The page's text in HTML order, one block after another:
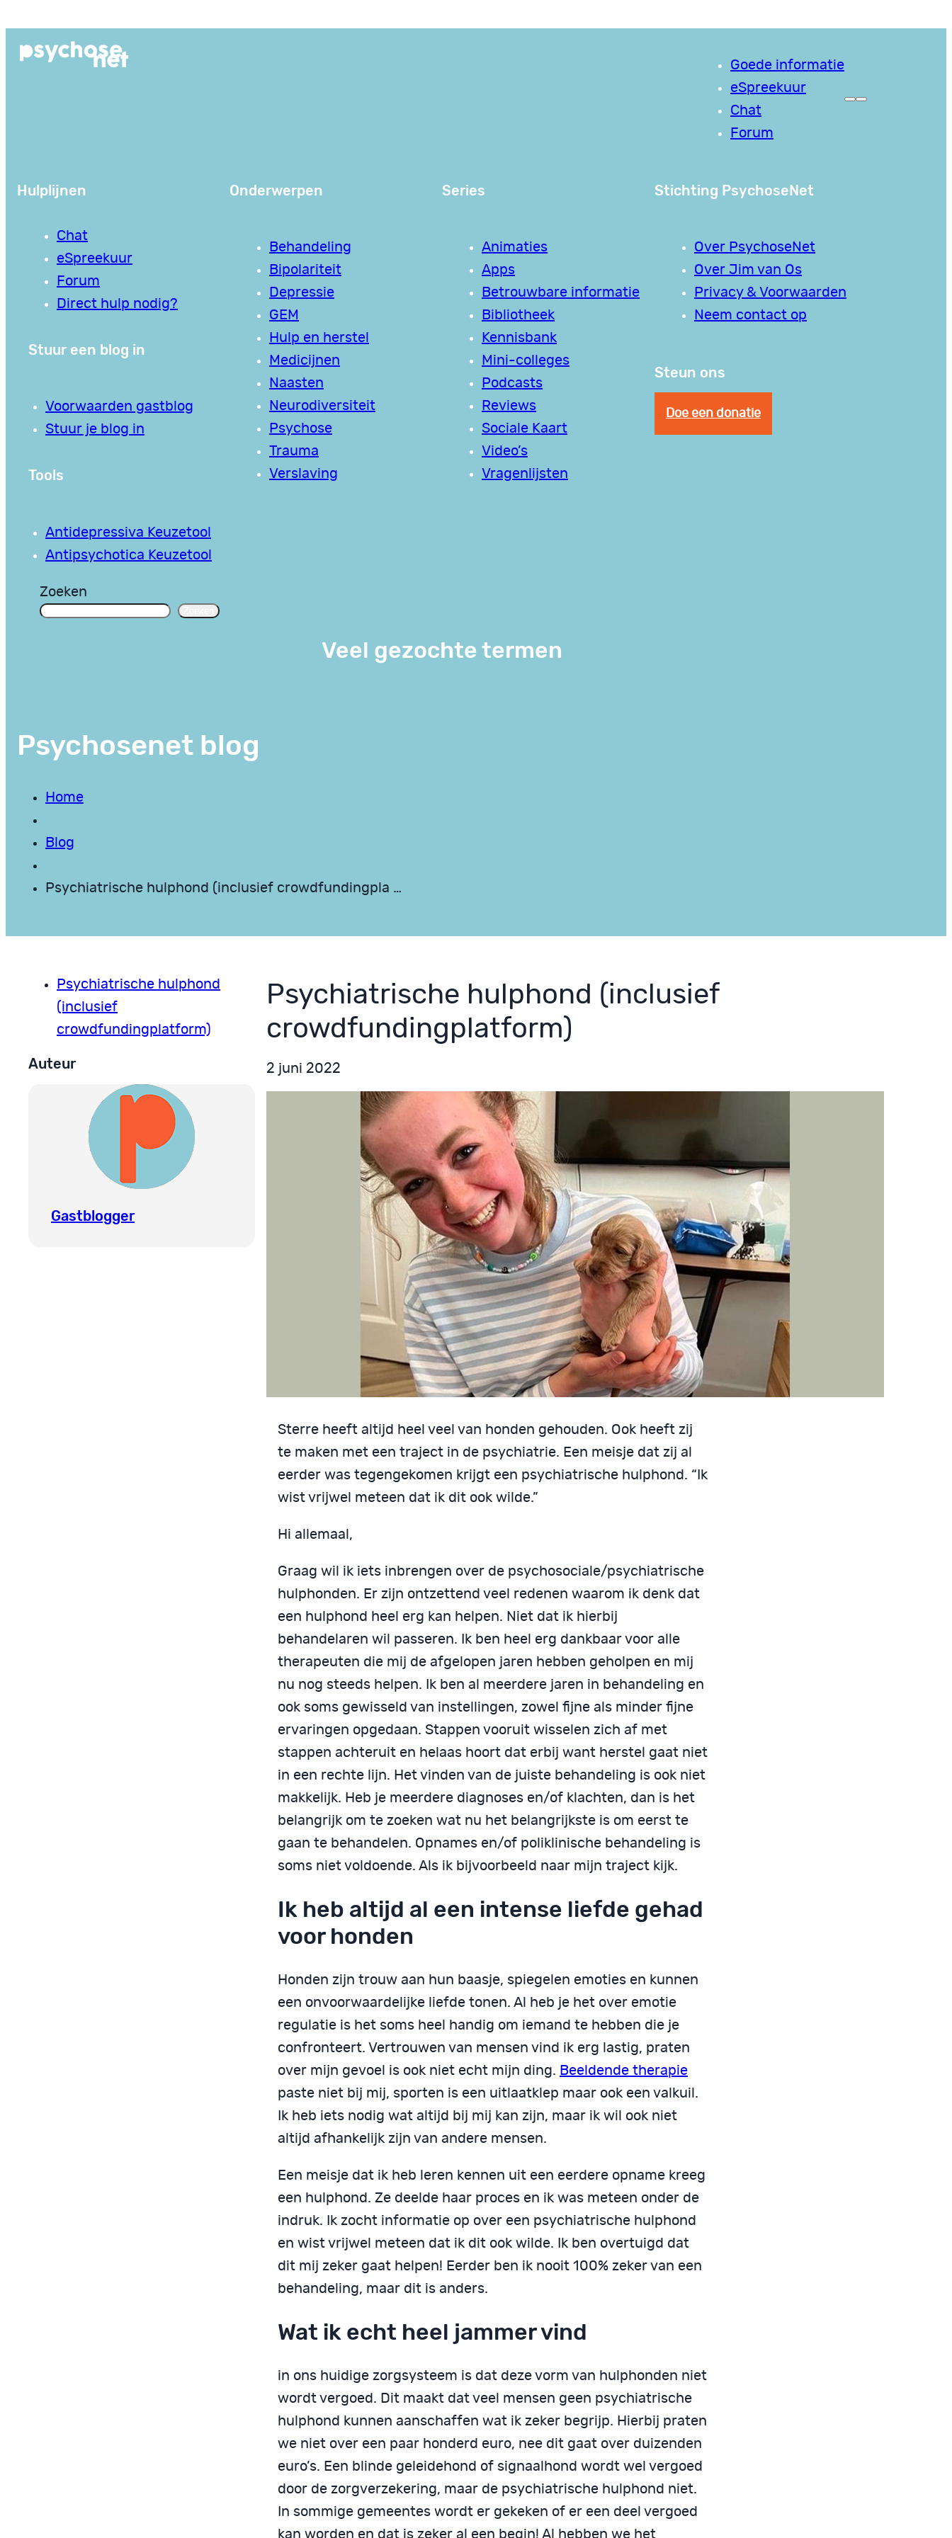
de
Goede informatie
eSpreekuur
Chat
Forum
Hulplijnen
Chat
eSpreekuur
Forum
Direct hulp nodig?
Stuur een blog in
Voorwaarden gastblog
Stuur je blog in
Tools
Antidepressiva Keuzetool
Antipsychotica Keuzetool
Onderwerpen
Behandeling
Bipolariteit
Depressie
GEM
Hulp en herstel
Medicijnen
Naasten
Neurodiversiteit
Psychose
Trauma
Verslaving
Series
Animaties
Apps
Betrouwbare informatie
Bibliotheek
Kennisbank
Mini-colleges
Podcasts
Reviews
Sociale Kaart
Video’s
Vragenlijsten
Stichting PsychoseNet
Over PsychoseNet
Over Jim van Os
Privacy & Voorwaarden
Neem contact op
Steun ons
Doe een donatie
Zoeken
Veel gezochte termen
Psychosenet blog
Home
Blog
Psychiatrische hulphond (inclusief crowdfundingpla …
Psychiatrische hulphond
(inclusief
crowdfundingplatform)
Auteur
Gastblogger
Psychiatrische hulphond (inclusief
crowdfundingplatform)
2 juni 2022
Sterre heeft altijd heel veel van honden gehouden. Ook heeft zij
te maken met een traject in de psychiatrie. Een meisje dat zij al
eerder was tegengekomen krijgt een psychiatrische hulphond. “Ik
wist vrijwel meteen dat ik dit ook wilde.”
Hi allemaal,
Graag wil ik iets inbrengen over de psychosociale/psychiatrische
hulphonden. Er zijn ontzettend veel redenen waarom ik denk dat
een hulphond heel erg kan helpen. Niet dat ik hierbij
behandelaren wil passeren. Ik ben heel erg dankbaar voor alle
therapeuten die mij de afgelopen jaren hebben geholpen en mij
nu nog steeds helpen. Ik ben al meerdere jaren in behandeling en
ook soms gewisseld van instellingen, zowel fijne als minder fijne
ervaringen opgedaan. Stappen vooruit wisselen zich af met
stappen achteruit en helaas hoort dat erbij want herstel gaat niet
in een rechte lijn. Het vinden van de juiste behandeling is ook niet
makkelijk. Heb je meerdere diagnoses en/of klachten, dan is het
belangrijk om te zoeken wat nu het belangrijkste is om eerst te
gaan te behandelen. Opnames en/of poliklinische behandeling is
soms niet voldoende. Als ik bijvoorbeeld naar mijn traject kijk.
Ik heb altijd al een intense liefde gehad
voor honden
Honden zijn trouw aan hun baasje, spiegelen emoties en kunnen
een onvoorwaardelijke liefde tonen. Al heb je het over emotie
regulatie is het soms heel handig om iemand te hebben die je
confronteert. Vertrouwen van mensen vind ik erg lastig, praten
over mijn gevoel is ook niet echt mijn ding. Beeldende therapie
paste niet bij mij, sporten is een uitlaatklep maar ook een valkuil.
Ik heb iets nodig wat altijd bij mij kan zijn, maar ik wil ook niet
altijd afhankelijk zijn van andere mensen.
Een meisje dat ik heb leren kennen uit een eerdere opname kreeg
een hulphond. Ze deelde haar proces en ik was meteen onder de
indruk. Ik zocht informatie op over een psychiatrische hulphond
en wist vrijwel meteen dat ik dit ook wilde. Ik ben overtuigd dat
dit mij zeker gaat helpen! Eerder ben ik nooit 100% zeker van een
behandeling, maar dit is anders.
Wat ik echt heel jammer vind
in ons huidige zorgsysteem is dat deze vorm van hulphonden niet
wordt vergoed. Dit maakt dat veel mensen geen psychiatrische
hulphond kunnen aanschaffen wat ik zeker begrijp. Hierbij praten
we niet over een paar honderd euro, nee dit gaat over duizenden
euro’s. Een blinde geleidehond of signaalhond wordt wel vergoed
door de zorgverzekering, maar de psychiatrische hulphond niet.
In sommige gemeentes wordt er gekeken of er een deel vergoed
kan worden en dat is zeker al een begin! Al hebben we het